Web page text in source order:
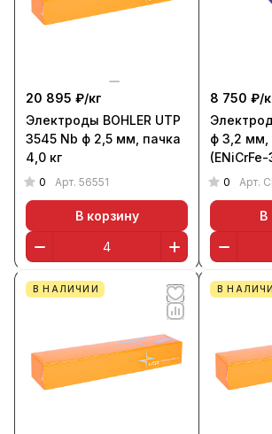
20 895 ₽/кг
Электроды BOHLER UTP
3545 Nb ф 2,5 мм, пачка
4,0 кг
0 Арт. 56551
В корзину
8 750 ₽/
ф 3,2 мм,
(ENiCrFe-
0 Арт.
В
В НАЛИЧИИ В